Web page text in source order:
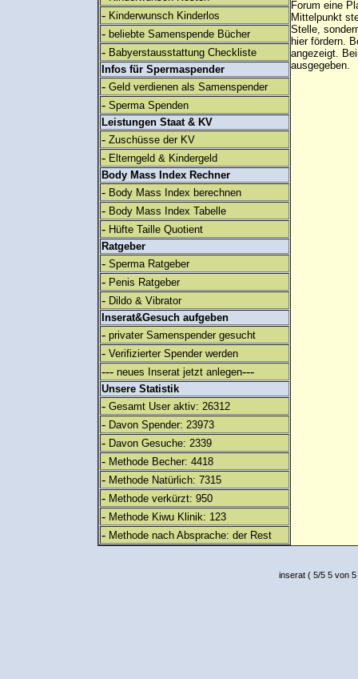
- Kinderwunsch Kinderlos
- beliebte Samenspende Bücher
- Babyerstausstattung Checkliste
Infos für Spermaspender
- Geld verdienen als Samenspender
- Sperma Spenden
Leistungen Staat & KV
- Zuschüsse der KV
- Elterngeld & Kindergeld
Body Mass Index Rechner
- Body Mass Index berechnen
- Body Mass Index Tabelle
- Hüfte Taille Quotient
Ratgeber
- Sperma Ratgeber
- Penis Ratgeber
- Dildo & Vibrator
Inserat&Gesuch aufgeben
- privater Samenspender gesucht
- Verifizierter Spender werden
--- neues Inserat jetzt anlegen---
Unsere Statistik
- Gesamt User aktiv: 26312
- Davon Spender: 23973
- Davon Gesuche: 2339
- Methode Becher: 4418
- Methode Natürlich: 7315
- Methode verkürzt: 950
- Methode Kiwu Klinik: 123
- Methode nach Absprache: der Rest
Forum eine
Mittelpunkt
Stelle,
hier fördern.
angezeigt.
ausgegeben.
inserat( 5/5 5 von 5